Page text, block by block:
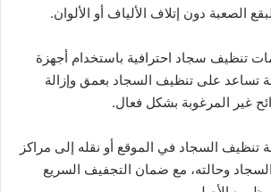
الصعبة دون إتلاف الألياف أو الألوان.
تنظيف سجاد احترافية باستخدام أجهزة
تساعد على تنظيف السجاد بعمق وإزالة
غير المرغوبة بشكل فعال.
تنظيف السجاد في الموقع أو نقله إلى مراكز
وحالته، مع ضمان التجفيف السريع